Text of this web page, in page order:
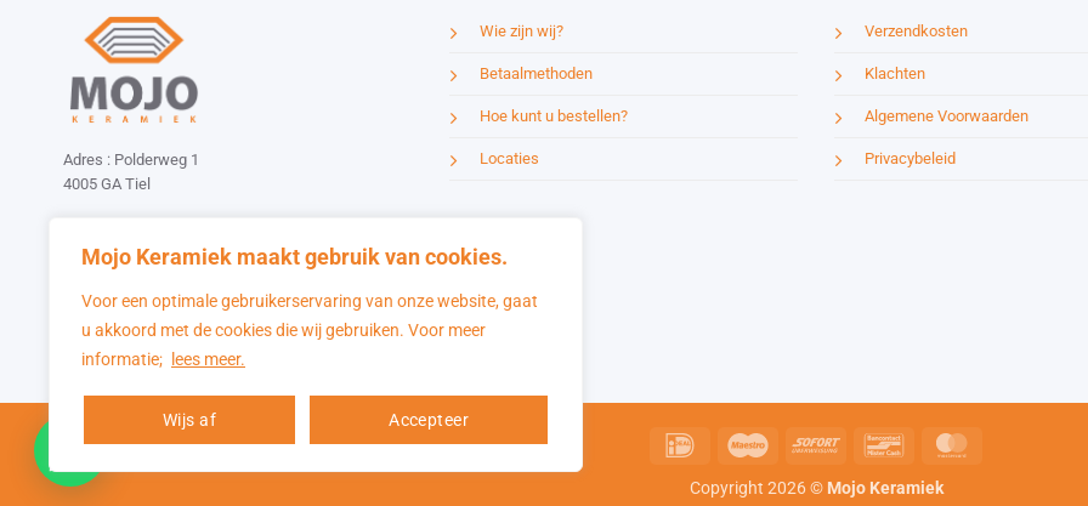
Mojo Keramiek maakt gebruik van cookies.
Voor een optimale gebruikerservaring van onze website, gaat
u akkoord met de cookies die wij gebruiken. Voor meer
informatie;
lees meer.
Wijs af Accepteer
Adres : Polderweg 1
4005 GA Tiel
Tel :085-0406010
Website by: Esmy Media Design
Wie zijn wij?
Betaalmethoden
Hoe kunt u bestellen?
Locaties
Verzendkosten
Klachten
Algemene Voorwaarden
Privacybeleid
IDeal Maestro Sofort Bancontact
Copyright 2026 © Mojo Keramiek
KITTEC X-line XR 380
€11.700,00 TOEVOEGEN